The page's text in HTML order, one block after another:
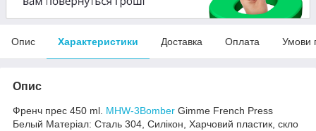
Опис Характеристики Доставка Оплата Умови
Опис
Френч прес 450 ml. MHW-3Bomber Gimme French Press
Белый Матеріал: Сталь 304, Силікон, Харчовий пластик, скло